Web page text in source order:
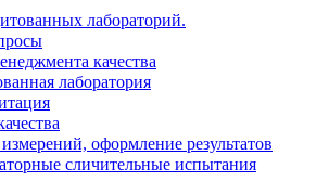
лабораторий.
качества
лаборатория
оформление результатов
сличительные испытания